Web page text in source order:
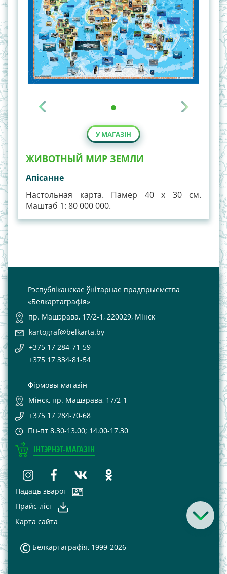
У МАГАЗІН
ЖИВОТНЫЙ МИР ЗЕМЛИ
Апiсанне
Настольная карта. Памер 40 х 30 см.
Маштаб 1: 80 000 000.
Рэспубліканскае ўнітарнае прадпрыемства
«Белкартаграфія»
пр. Машэрава, 17/2-1, 220029, Мінск
kartograf@belkarta.by
+375 17 284-71-59
+375 17 334-81-54
Фірмовы магазін
Мінск, пр. Машэрава, 17/2-1
+375 17 284-70-68
Пн-пт 8.30-13.00; 14.00-17.30
ІНТЭРНЭТ-МАГАЗІН
Падаць зварот
Прайс-лiст
Карта сайта
Белкартаграфія, 1999-2026